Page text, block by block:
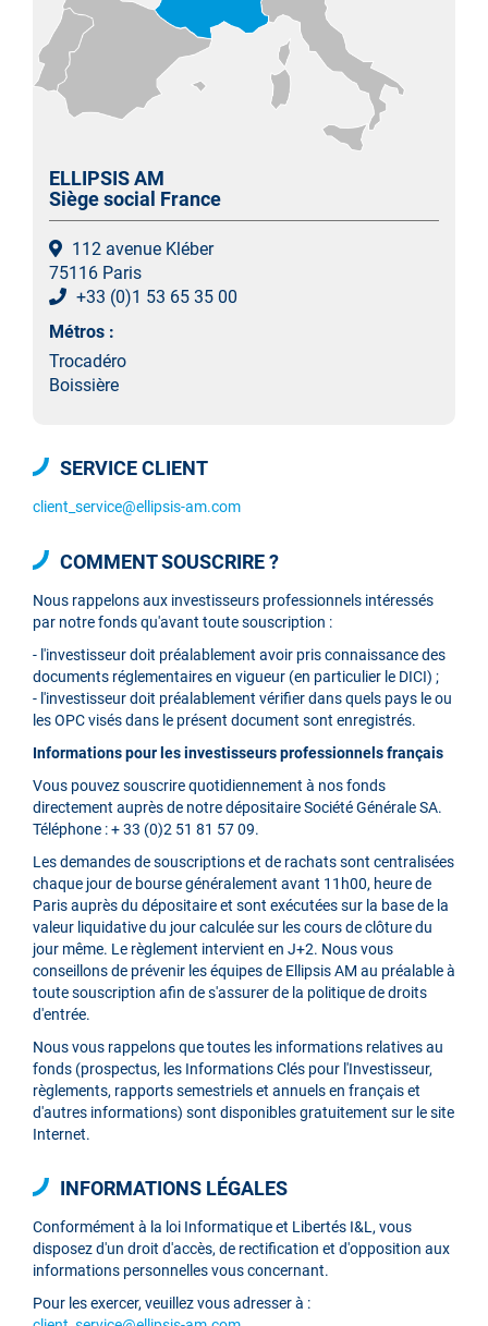
ELLIPSIS AM
Siège social France
112 avenue Kléber
75116 Paris
+33 (0)1 53 65 35 00
Métros :
Trocadéro
Boissière
SERVICE CLIENT
client_service@ellipsis-am.com
COMMENT SOUSCRIRE ?
Nous rappelons aux investisseurs professionnels intéressés
par notre fonds qu'avant toute souscription :
- l'investisseur doit préalablement avoir pris connaissance des
documents réglementaires en vigueur (en particulier le DICI) ;
- l'investisseur doit préalablement vérifier dans quels pays le ou
les OPC visés dans le présent document sont enregistrés.
Informations pour les investisseurs professionnels français
Vous pouvez souscrire quotidiennement à nos fonds
directement auprès de notre dépositaire Société Générale SA.
Téléphone : + 33 (0)2 51 81 57 09.
Les demandes de souscriptions et de rachats sont centralisées
chaque jour de bourse généralement avant 11h00, heure de
Paris auprès du dépositaire et sont exécutées sur la base de la
valeur liquidative du jour calculée sur les cours de clôture du
jour même. Le règlement intervient en J+2. Nous vous
conseillons de prévenir les équipes de Ellipsis AM au préalable à
toute souscription afin de s'assurer de la politique de droits
d'entrée.
Nous vous rappelons que toutes les informations relatives au
fonds (prospectus, les Informations Clés pour l'Investisseur,
règlements, rapports semestriels et annuels en français et
d'autres informations) sont disponibles gratuitement sur le site
Internet.
INFORMATIONS LÉGALES
Conformément à la loi Informatique et Libertés I&L, vous
disposez d'un droit d'accès, de rectification et d'opposition aux
informations personnelles vous concernant.
Pour les exercer, veuillez vous adresser à :